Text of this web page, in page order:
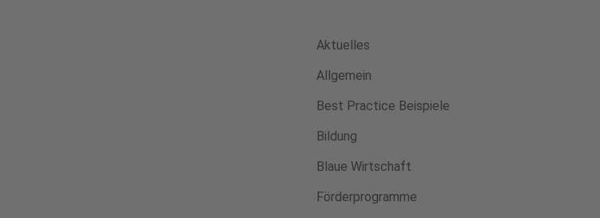
Aktuelles
Allgemein
Best Practice Beispiele
Bildung
Blaue Wirtschaft
Förderprogramme